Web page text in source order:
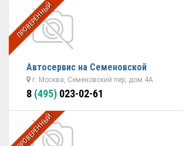
ПРОВЕРЕННЫЙ
Автосервис на Семеновской
г. Москва, Семеновский пер, дом 4А
8 (495) 023-02-61
ПРОВЕРЕННЫЙ